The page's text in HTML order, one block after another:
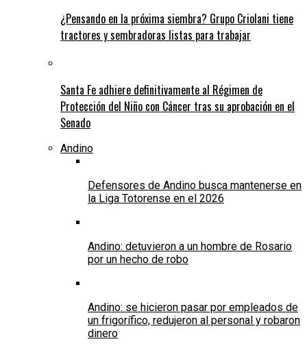
¿Pensando en la próxima siembra? Grupo Criolani tiene
tractores y sembradoras listas para trabajar
Santa Fe adhiere definitivamente al Régimen de
Protección del Niño con Cáncer tras su aprobación en el
Senado
Andino
Defensores de Andino busca mantenerse en
la Liga Totorense en el 2026
Andino: detuvieron a un hombre de Rosario
por un hecho de robo
Andino: se hicieron pasar por empleados de
un frigorífico, redujeron al personal y robaron
dinero